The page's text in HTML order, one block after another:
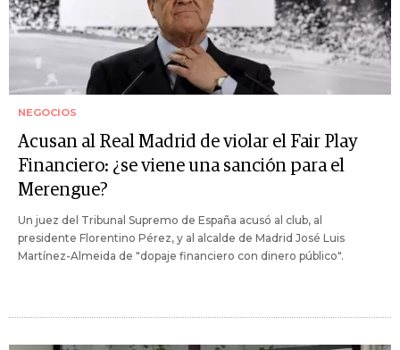
NEGOCIOS
Acusan al Real Madrid de violar el Fair Play
Financiero: ¿se viene una sanción para el
Merengue?
Un juez del Tribunal Supremo de España acusó al club, al
presidente Florentino Pérez, y al alcalde de Madrid José Luis
Martínez-Almeida de "dopaje financiero con dinero público".